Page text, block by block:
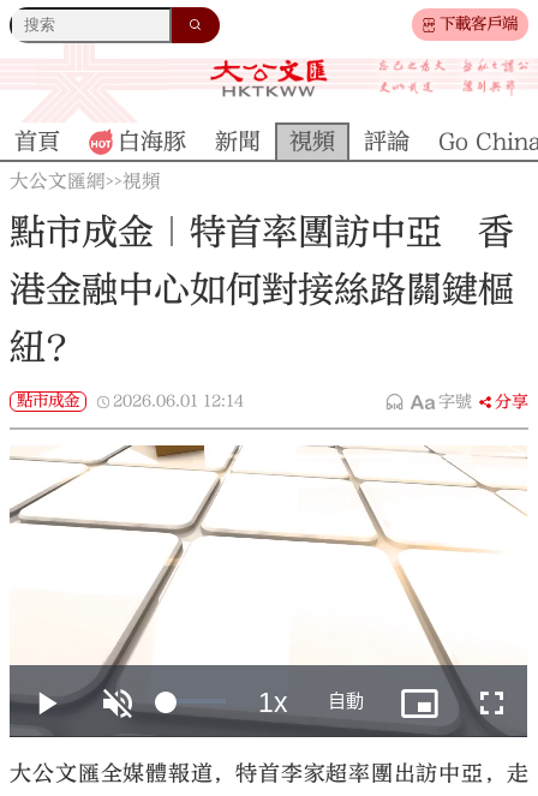
下載客戶端
大公文匯
首頁 白海豚 新聞 視頻 評論 Go
大公文匯網>>視頻
點市成金｜特首率團訪中亞 香
港金融中心如何對接絲路關鍵樞
紐？
點市成金 2026.06.01 12:14 字號 分享
大公文匯全媒體報道，特首李家超率團出訪中亞，走